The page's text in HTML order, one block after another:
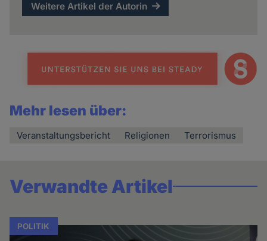
Weitere Artikel der Autorin
Mehr lesen über:
Veranstaltungsbericht Religionen Terrorismus
Verwandte Artikel
POLITIK